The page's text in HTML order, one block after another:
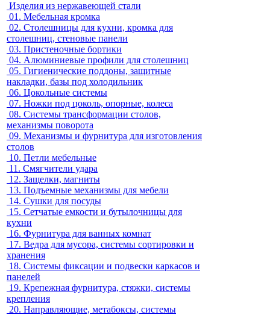
Изделия из нержавеющей стали
01. Мебельная кромка
02. Столешницы для кухни, кромка для
столешниц, стеновые панели
03. Пристеночные бортики
04. Алюминиевые профили для столешниц
05. Гигиенические поддоны, защитные
накладки, базы под холодильник
06. Цокольные системы
07. Ножки под цоколь, опорные, колеса
08. Системы трансформации столов,
механизмы поворота
09. Механизмы и фурнитура для изготовления
столов
10. Петли мебельные
11. Смягчители удара
12. Защелки, магниты
13. Подъемные механизмы для мебели
14. Сушки для посуды
15. Сетчатые емкости и бутылочницы для
кухни
16. Фурнитура для ванных комнат
17. Ведра для мусора, системы сортировки и
хранения
18. Системы фиксации и подвески каркасов и
панелей
19. Крепежная фурнитура, стяжки, системы
крепления
20. Направляющие, метабоксы, системы